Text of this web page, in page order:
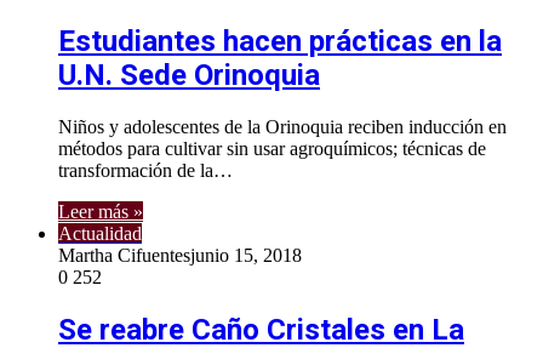
Estudiantes hacen prácticas en la
U.N. Sede Orinoquia
Niños y adolescentes de la Orinoquia reciben inducción en
métodos para cultivar sin usar agroquímicos; técnicas de
transformación de la…
Leer más »
Actualidad
Martha Cifuentesjunio 15, 2018
0 252
Se reabre Caño Cristales en La